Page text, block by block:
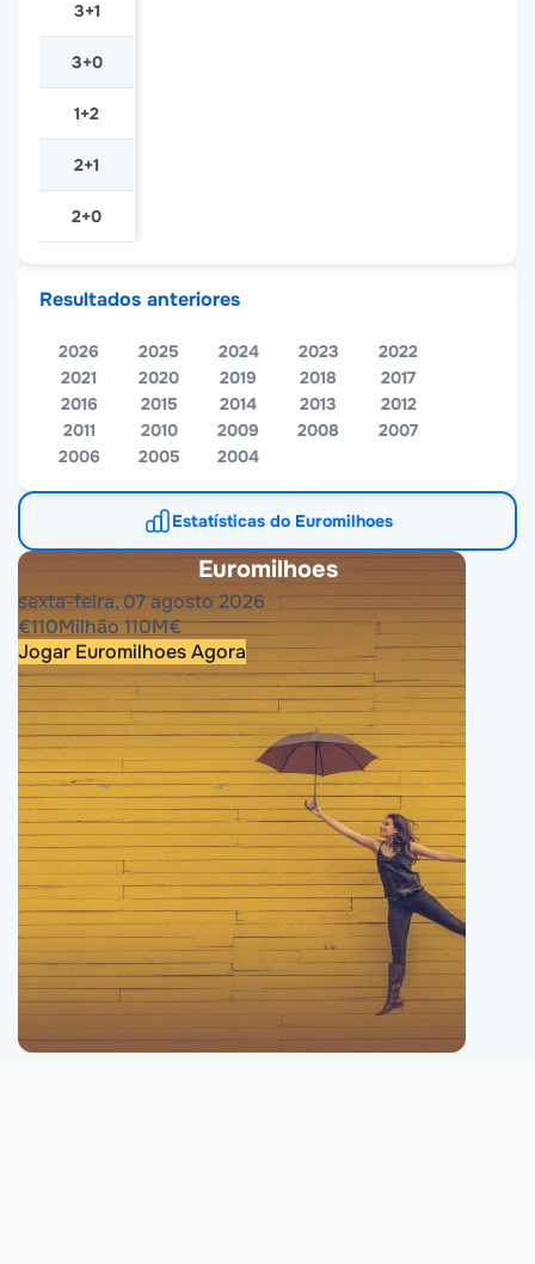
Euromilhoes
sexta-feira, 07 agosto 2026
€110Milhão110M€
Jogar Euromilhoes Agora
Resultados anteriores
2026 2025 2024 2023
2022
2021
2020 2019 2018
2017
2016
2015 2014 2013
2012
2011
2010 2009 2008
2007
2006
2005 2004
Estatísticas do Euromilhoes
3+1
3+0
1+2
2+1
2+0